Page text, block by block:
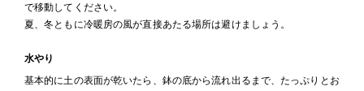
で移動してください。
夏、冬ともに冷暖房の風が直接あたる場所は避けましょう。
水やり
基本的に土の表面が乾いたら、鉢の底から流れ出るまで、たっぷりとお